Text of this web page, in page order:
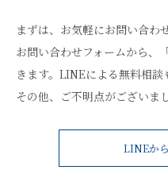
まずは、お気軽にお問い合わ
お問い合わせフォームから、
きます。LINEによる無料相談
その他、ご不明点がございま
LINEか